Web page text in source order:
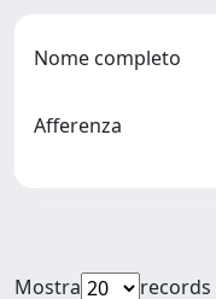
Nome completo
Afferenza
Mostra
records